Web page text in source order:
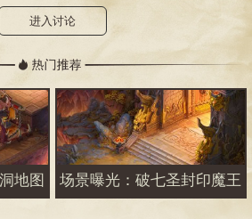
进入讨论
地图 场景曝光：破七圣封印魔王